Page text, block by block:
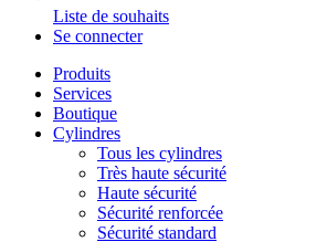
Liste de souhaits
Se connecter
Produits
Services
Boutique
Cylindres
Tous les cylindres
Très haute sécurité
Haute sécurité
Sécurité renforcée
Sécurité standard